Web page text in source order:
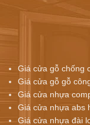
Giá cửa gỗ chống
Giá cửa gỗ gỗ
Giá cửa nhựa
Giá cửa nhựa abs
Giá cửa nhựa đài